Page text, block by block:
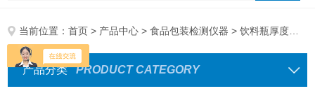
当前位置：首页 > 产品中心 >食品包装检测仪器 > 饮料瓶厚度测试仪
产品分类 PRODUCT CATEGORY